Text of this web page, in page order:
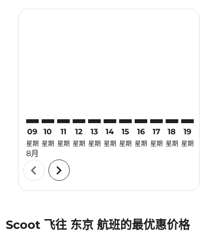
09
星期
8月
10
星期
11
星期
12
星期
13
星期
14
星期
15
星期
16
星期
17
星期
18
星期
19
星期
chevron_left chevron_right
Scoot 飞往 东京 航班的最优惠价格